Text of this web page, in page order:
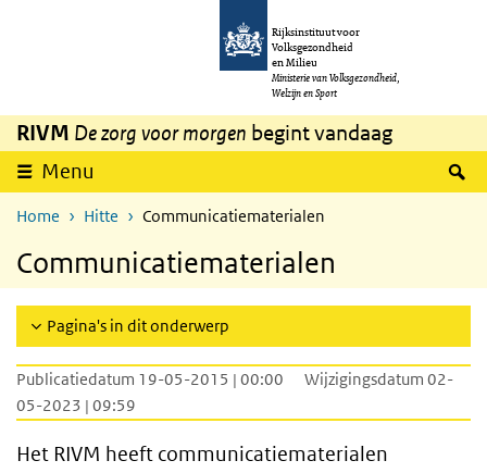
Overslaan en naar de inhoud gaan
Rijksinstituut voor
Volksgezondheid
en Milieu
Ministerie van Volksgezondheid,
Welzijn en Sport
RIVM De zorg voor morgen begint vandaag
Menu
Home Hitte Communicatiematerialen
Communicatiematerialen
Pagina's in dit onderwerp
Publicatiedatum 19-05-2015 | 00:00
Wijzigingsdatum 02-
05-2023 | 09:59
Het RIVM heeft communicatiematerialen